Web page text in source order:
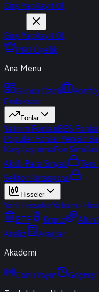
Giriş YapKayıt Ol
Giriş YapKayıt Ol
PRO Üyelik
Ana Menu
Günün Özeti
Endeksler
Fonlar
Yatırım FonlarıBES
Popüler Fonlar YeniBir
KarşılaştırmaFon
Akıllı Para Sinyali
Ters
Sektör Rotasyonu
Hisseler
Yerli HisselerYabancı
ETF
Kripto Altın
Analiz
Araçlar
Akademi
Canlı Yayın Geçmiş